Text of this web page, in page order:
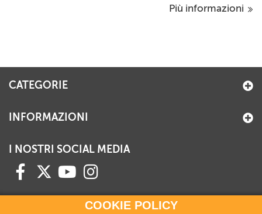
Più informazioni
COOKIE POLICY
CATEGORIE
INFORMAZIONI
I NOSTRI SOCIAL MEDIA
HAI BISOGNO DI INFORMAZIONI?